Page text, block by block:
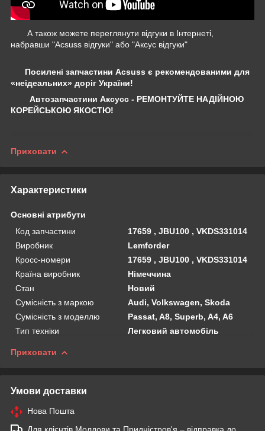
А також можете переглянути відгуки в Інтернеті,
набравши "Acsuss відгуки" або "Аксус відгуки"
Посилені запчастини Acsuss є рекомендованими для
«неідеальних» доріг України!
Автозапчастини Аксусс - РЕМОНТУЙТЕ НАДІЙНОЮ
КОРЕЙСЬКОЮ ЯКОСТЮ!
Приховати
Характеристики
Основні атрибути
Код запчастини
17659 , JBU100 , VKDS331014
Виробник
Lemforder
Кросс-номери
17659 , JBU100 , VKDS331014
Країна виробник
Німеччина
Стан
Новий
Сумісність з маркою
Audi, Volkswagen, Skoda
Сумісність з моделлю
Passat, A8, Superb, A4, A6
Тип техніки
Легковий автомобіль
Приховати
Умови доставки
Нова Пошта
Для клієнтів Молдови та Придністров'я – відправка до